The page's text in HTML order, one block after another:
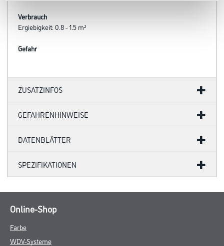
Verbrauch
Ergiebigkeit: 0.8 - 1.5 m²
Gefahr
ZUSATZINFOS
GEFAHRENHINWEISE
DATENBLÄTTER
SPEZIFIKATIONEN
Online-Shop
Farbe
WDV-Systeme